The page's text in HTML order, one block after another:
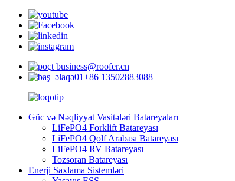
business@roofer.cn
+86 13502883088
Güc və Nəqliyyat Vasitələri Batareyaları
LiFePO4 Forklift Batareyası
LiFePO4 Qolf Arabası Batareyası
LiFePO4 RV Batareyası
Tozsoran Batareyası
Enerji Saxlama Sistemləri